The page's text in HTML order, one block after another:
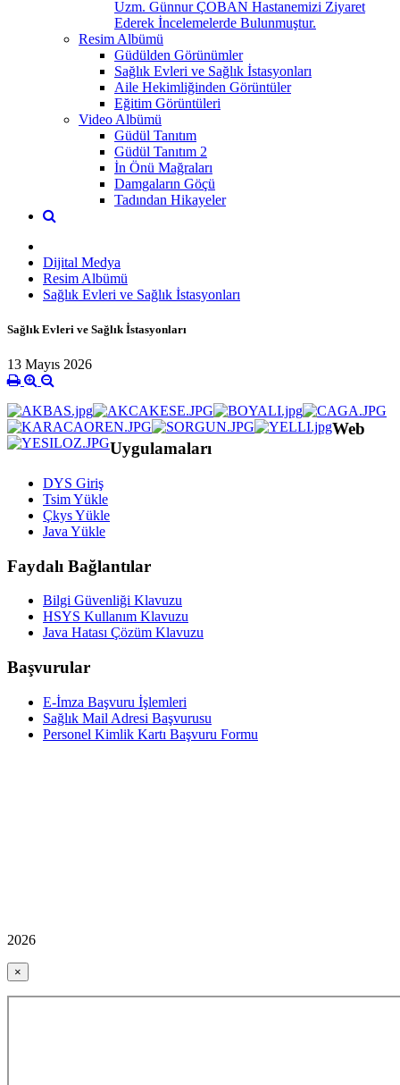
Uzm. Günnur ÇOBAN Hastanemizi Ziyaret
Ederek İncelemelerde Bulunmuştur.
Resim Albümü
Güdülden Görünümler
Sağlık Evleri ve Sağlık İstasyonları
Aile Hekimliğinden Görüntüler
Eğitim Görüntüleri
Video Albümü
Güdül Tanıtım
Güdül Tanıtım 2
İn Önü Mağraları
Damgaların Göçü
Tadından Hikayeler
Dijital Medya
Resim Albümü
Sağlık Evleri ve Sağlık İstasyonları
Sağlık Evleri ve Sağlık İstasyonları
13 Mayıs 2026
Web
Uygulamaları
DYS Giriş
Tsim Yükle
Çkys Yükle
Java Yükle
Faydalı Bağlantılar
Bilgi Güvenliği Klavuzu
HSYS Kullanım Klavuzu
Java Hatası Çözüm Klavuzu
Başvurular
E-İmza Başvuru İşlemleri
Sağlık Mail Adresi Başvurusu
Personel Kimlik Kartı Başvuru Formu
2026
×